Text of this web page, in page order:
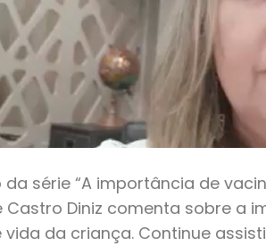
da série “A importância de
Castro Diniz comenta sobre a
da criança. Continue